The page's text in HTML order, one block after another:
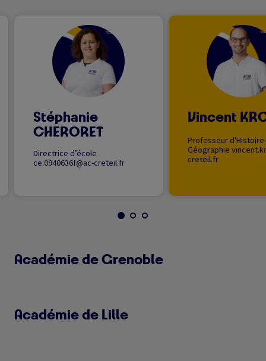
Image
Stéphanie
CHERORET
Directrice d’école
ce.0940636f@ac-creteil.fr
Image
Vincent
Professeur d'Histoire-
Géographie
creteil.fr
Académie de Grenoble
Académie de Lille